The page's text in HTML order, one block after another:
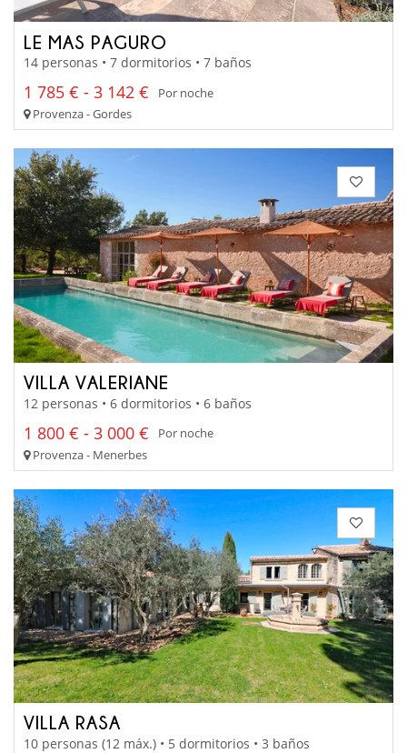
LE MAS PAGURO
14 personas • 7 dormitorios • 7 baños
1 785 € - 3 142 €
Por noche
Provenza - Gordes
VILLA VALERIANE
12 personas • 6 dormitorios • 6 baños
1 800 € - 3 000 €
Por noche
Provenza - Menerbes
VILLA RASA
10 personas (12 máx.) • 5 dormitorios • 3 baños